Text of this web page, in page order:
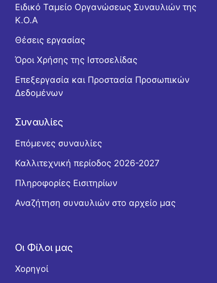
Ειδικό Ταμείο Οργανώσεως Συναυλιών της
Κ.Ο.Α
Θέσεις εργασίας
Όροι Χρήσης της Ιστοσελίδας
Επεξεργασία και Προστασία Προσωπικών
Δεδομένων
Συναυλίες
Επόμενες συναυλίες
Καλλιτεχνική περίοδος 2026-2027
Πληροφορίες Εισιτηρίων
Αναζήτηση συναυλιών στο αρχείο μας
Οι Φίλοι μας
Χορηγοί